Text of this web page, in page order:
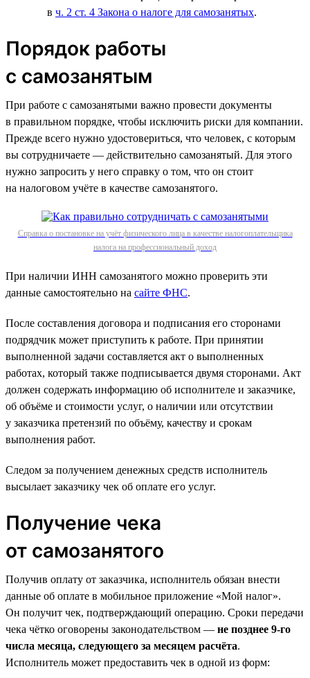
в ч. 2 ст. 4 Закона о налоге для самозанятых.
Порядок работы
с самозанятым
При работе с самозанятыми важно провести документы
в правильном порядке, чтобы исключить риски для компании.
Прежде всего нужно удостовериться, что человек, с которым
вы сотрудничаете — действительно самозанятый. Для этого
нужно запросить у него справку о том, что он стоит
на налоговом учёте в качестве самозанятого.
Справка о постановке на учёт физического лица в качестве налогоплательщика
налога на профессиональный доход
При наличии ИНН самозанятого можно проверить эти
данные самостоятельно на сайте ФНС.
После составления договора и подписания его сторонами
подрядчик может приступить к работе. При принятии
выполненной задачи составляется акт о выполненных
работах, который также подписывается двумя сторонами. Акт
должен содержать информацию об исполнителе и заказчике,
об объёме и стоимости услуг, о наличии или отсутствии
у заказчика претензий по объёму, качеству и срокам
выполнения работ.
Следом за получением денежных средств исполнитель
высылает заказчику чек об оплате его услуг.
Получение чека
от самозанятого
Получив оплату от заказчика, исполнитель обязан внести
данные об оплате в мобильное приложение «Мой налог».
Он получит чек, подтверждающий операцию. Сроки передачи
чека чётко оговорены законодательством — не позднее 9-го
числа месяца, следующего за месяцем расчёта.
Исполнитель может предоставить чек в одной из форм: